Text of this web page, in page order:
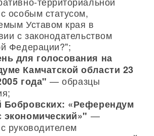
особым статусом,
Уставом края в
с законодательством
Федерации?";
для голосования на
Камчатской области 23
года" — образцы
Бобровских: «Референдум
—
руководителем